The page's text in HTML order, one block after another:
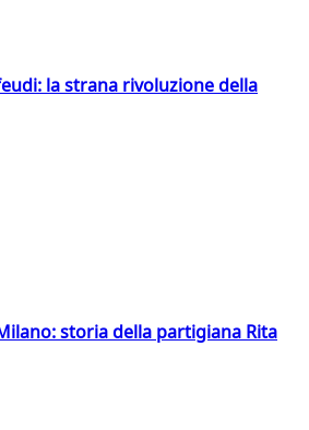
la strana rivoluzione della
storia della partigiana Rita